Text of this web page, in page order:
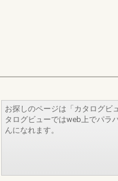
お探しのページは「カタログビ
タログビューではweb上でパラ
んになれます。